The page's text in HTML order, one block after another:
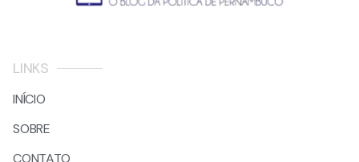
LINKS
INÍCIO
SOBRE
CONTATO